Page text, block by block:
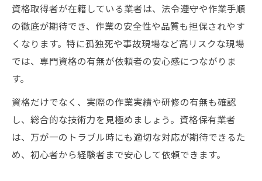
資格取得者が在籍している業者は、法令遵守や作業手順
の徹底が期待でき、作業の安全性や品質も担保されやす
くなります。特に孤独死や事故現場など高リスクな現場
では、専門資格の有無が依頼者の安心感につながりま
す。
資格だけでなく、実際の作業実績や研修の有無も確認
し、総合的な技術力を見極めましょう。資格保有業者
は、万が一のトラブル時にも適切な対応が期待できるた
め、初心者から経験者まで安心して依頼できます。